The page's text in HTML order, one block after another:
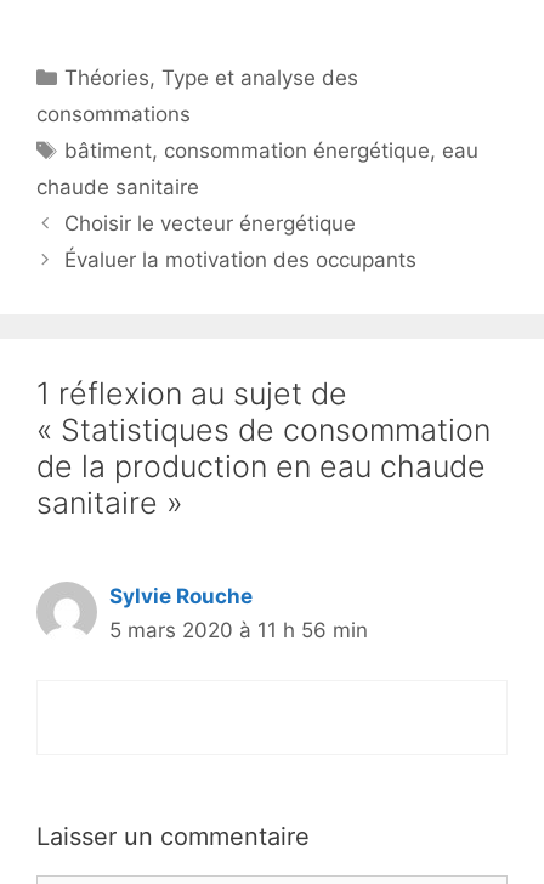
Catégories
Théories,Type et analyse des
consommations
Étiquettes
bâtiment, consommation énergétique, eau
chaude sanitaire
Choisir le vecteur énergétique
Évaluer la motivation des occupants
1 réflexion au sujet de
« Statistiques de consommation
de la production en eau chaude
sanitaire »
Sylvie Rouche
5 mars 2020 à 11 h 56 min
Laisser un commentaire